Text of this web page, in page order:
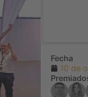
Fecha
10 de